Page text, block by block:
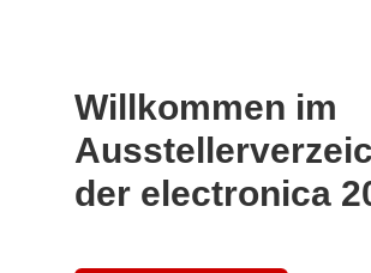
Willkommen im
der electronica